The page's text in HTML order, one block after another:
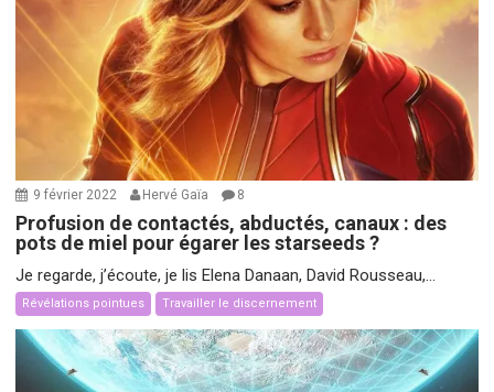
9 février 2022 Hervé Gaïa 8
Profusion de contactés, abductés, canaux : des
pots de miel pour égarer les starseeds ?
Je regarde, j’écoute, je lis Elena Danaan, David Rousseau,...
Révélations pointues Travailler le discernement